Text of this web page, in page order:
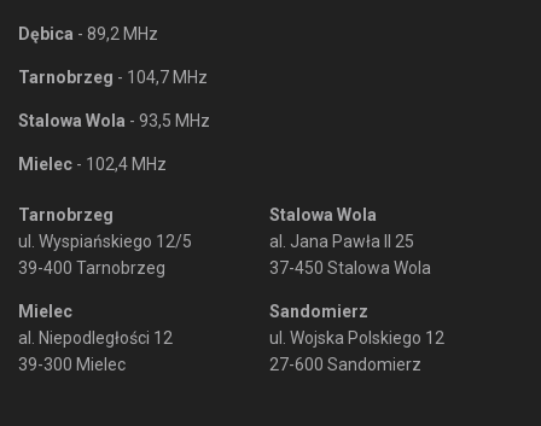
Dębica - 89,2 MHz
Tarnobrzeg - 104,7 MHz
Stalowa Wola - 93,5 MHz
Mielec - 102,4 MHz
Tarnobrzeg
ul. Wyspiańskiego 12/5
39-400 Tarnobrzeg
Mielec
al. Niepodległości 12
39-300 Mielec
Stalowa Wola
al. Jana Pawła II 25
37-450 Stalowa Wola
Sandomierz
ul. Wojska Polskiego 12
27-600 Sandomierz